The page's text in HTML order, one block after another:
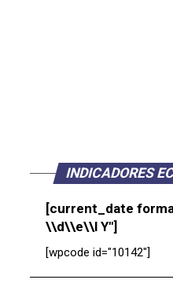
INDICADORES
[current_date
\\d\\e\\l Y"]
[wpcode id="10142"]